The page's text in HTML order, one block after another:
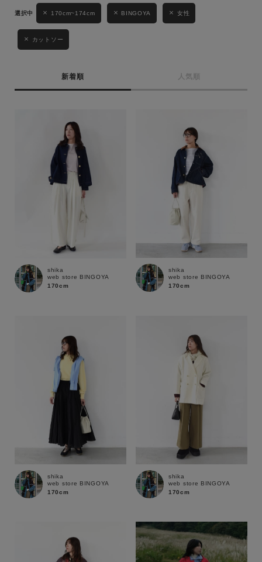
キーワード
MENS LADIES KIDS
170cm~174cm BINGOYA 女性
カットソー
新着順 人気順
shika
web store BINGOYA
170cm
shika
web store BINGOYA
170cm
shika
web store BINGOYA
170cm
shika
web store BINGOYA
170cm